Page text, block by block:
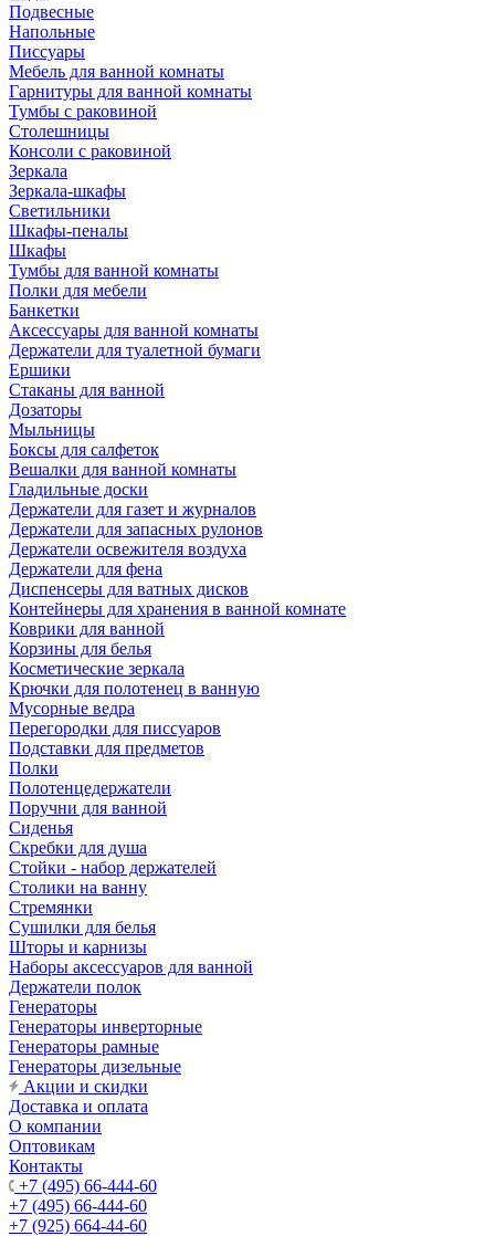
Подвесные
Напольные
Писсуары
Мебель для ванной комнаты
Гарнитуры для ванной комнаты
Тумбы с раковиной
Столешницы
Консоли с раковиной
Зеркала
Зеркала-шкафы
Светильники
Шкафы-пеналы
Шкафы
Тумбы для ванной комнаты
Полки для мебели
Банкетки
Аксессуары для ванной комнаты
Держатели для туалетной бумаги
Ершики
Стаканы для ванной
Дозаторы
Мыльницы
Боксы для салфеток
Вешалки для ванной комнаты
Гладильные доски
Держатели для газет и журналов
Держатели для запасных рулонов
Держатели освежителя воздуха
Держатели для фена
Диспенсеры для ватных дисков
Контейнеры для хранения в ванной комнате
Коврики для ванной
Корзины для белья
Косметические зеркала
Крючки для полотенец в ванную
Мусорные ведра
Перегородки для писсуаров
Подставки для предметов
Полки
Полотенцедержатели
Поручни для ванной
Сиденья
Скребки для душа
Стойки - набор держателей
Столики на ванну
Стремянки
Сушилки для белья
Шторы и карнизы
Наборы аксессуаров для ванной
Держатели полок
Генераторы
Генераторы инверторные
Генераторы рамные
Генераторы дизельные
Акции и скидки
Доставка и оплата
О компании
Оптовикам
Контакты
+7 (495) 66-444-60
+7 (495) 66-444-60
+7 (925) 664-44-60